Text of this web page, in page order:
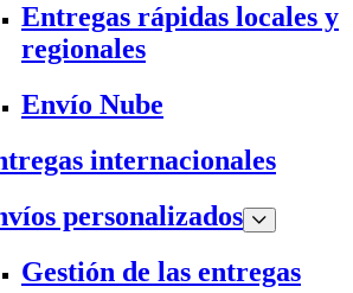
Entregas rápidas locales y
regionales
Envío Nube
internacionales
personalizados
Gestión de las entregas